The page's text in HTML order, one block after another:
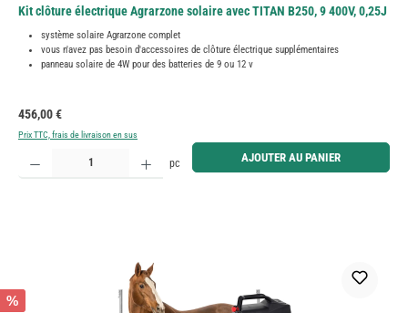
Kit clôture électrique Agrarzone solaire avec TITAN B250, 9 400V, 0,25J
système solaire Agrarzone complet
vous n'avez pas besoin d'accessoires de clôture électrique supplémentaires
panneau solaire de 4W pour des batteries de 9 ou 12 v
Prix régulier :
456,00 €
Prix TTC, frais de livraison en sus
Quantité de produit : Entrez la quantité souhaitée ou utilisez les boutons pour augmenter ou
pc AJOUTER AU PANIER
%